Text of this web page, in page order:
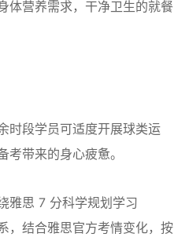
体营养需求，干净卫生的就餐
时段学员可适度开展球类运
考带来的身心疲惫。
雅思 7 分科学规划学习
，结合雅思官方考情变化，按